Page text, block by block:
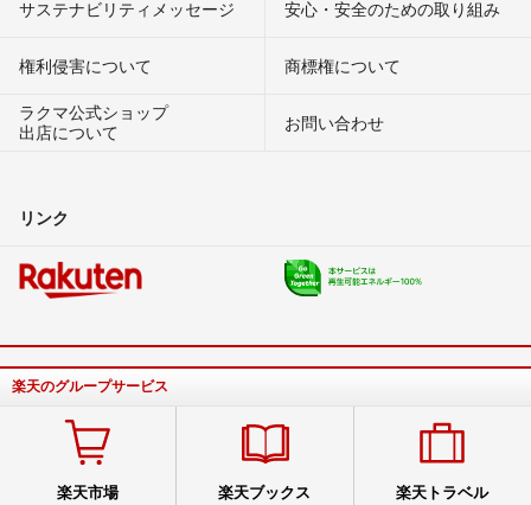
サステナビリティメッセージ 安心・安全のための取り組み
権利侵害について
商標権について
ラクマ公式ショップ
出店について
お問い合わせ
リンク
楽天のグループサービス
楽天市場 楽天ブックス 楽天トラベル